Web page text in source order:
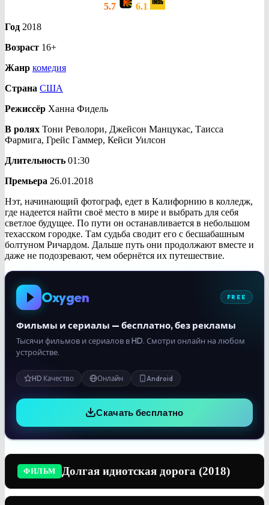
5.7
6.1
Год 2018
Возраст 16+
Жанр комедия
Страна США
Режиссёр Ханна Фидель
В ролях Тони Револори, Джейсон Манцукас, Таисса
Фармига, Грейс Гаммер, Кейси Уилсон
Длительность 01:30
Премьера 26.01.2018
Нэт, начинающий фотограф, едет в Калифорнию в колледж,
где надеется найти своё место в мире и выбрать для себя
светлое будущее. По пути он останавливается в небольшом
техасском городке. Там судьба сводит его с бесшабашным
болтуном Ричардом. Дальше путь они продолжают вместе и
даже не подозревают, чем обернётся их путешествие.
Oxygen FREE
Фильмы и сериалы — бесплатно, без рекламы
Тысячи фильмов и сериалов в HD. Смотри онлайн на любом
устройстве.
HD Качество Онлайн Android
Скачать бесплатно
ФИЛЬМ Долгая идиотская дорога (2018)